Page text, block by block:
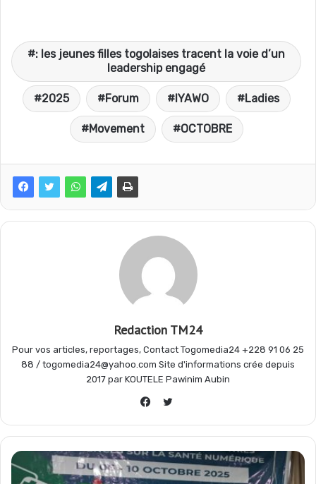
e
o
a
t
A
l
e
m
t
: les jeunes filles togolaises tracent la voie d’un
leadership engagé
2025 Forum IYAWO Ladies
Movement OCTOBRE
Redaction TM24
Pour vos articles, reportages, Contact Togomedia24 +228 91 06 25
88 / togomedia24@yahoo.com Site d'informations crée depuis
2017 par KOUTELE Pawinim Aubin
Twitter